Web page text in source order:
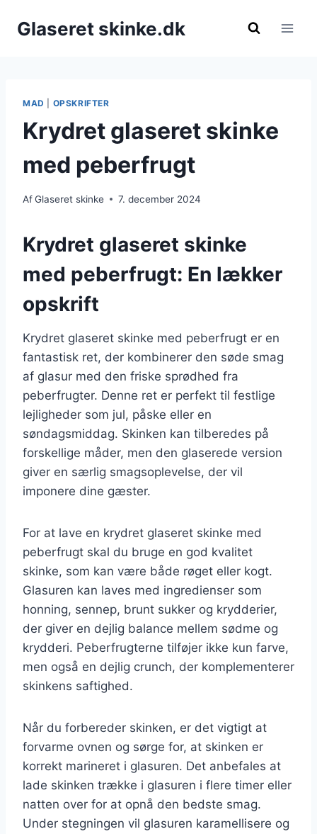
Glaseret skinke.dk
MAD OPSKRIFTER
Krydret glaseret skinke
med peberfrugt
AfGlaseret skinke 7. december 2024
Krydret glaseret skinke
med peberfrugt: En lækker
opskrift
Krydret glaseret skinke med peberfrugt er en
fantastisk ret, der kombinerer den søde smag
af glasur med den friske sprødhed fra
peberfrugter. Denne ret er perfekt til festlige
lejligheder som jul, påske eller en
søndagsmiddag. Skinken kan tilberedes på
forskellige måder, men den glaserede version
giver en særlig smagsoplevelse, der vil
imponere dine gæster.
For at lave en krydret glaseret skinke med
peberfrugt skal du bruge en god kvalitet
skinke, som kan være både røget eller kogt.
Glasuren kan laves med ingredienser som
honning, sennep, brunt sukker og krydderier,
der giver en dejlig balance mellem sødme og
krydderi. Peberfrugterne tilføjer ikke kun farve,
men også en dejlig crunch, der komplementerer
skinkens saftighed.
Når du forbereder skinken, er det vigtigt at
forvarme ovnen og sørge for, at skinken er
korrekt marineret i glasuren. Det anbefales at
lade skinken trække i glasuren i flere timer eller
natten over for at opnå den bedste smag.
Under stegningen vil glasuren karamellisere og